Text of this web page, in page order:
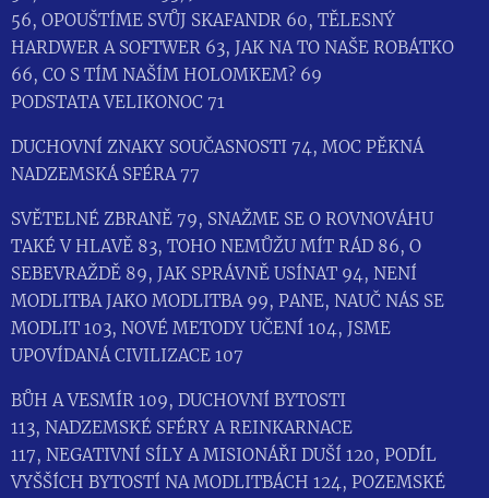
56, OPOUŠTÍME SVŮJ SKAFANDR 60, TĚLESNÝ
HARDWER A SOFTWER 63, JAK NA TO NAŠE ROBÁTKO
66, CO S TÍM NAŠÍM HOLOMKEM? 69
PODSTATA VELIKONOC 71
DUCHOVNÍ ZNAKY SOUČASNOSTI 74, MOC PĚKNÁ
NADZEMSKÁ SFÉRA 77
SVĚTELNÉ ZBRANĚ 79, SNAŽME SE O ROVNOVÁHU
TAKÉ V HLAVĚ 83, TOHO NEMŮŽU MÍT RÁD 86, O
SEBEVRAŽDĚ 89, JAK SPRÁVNĚ USÍNAT 94, NENÍ
MODLITBA JAKO MODLITBA 99, PANE, NAUČ NÁS SE
MODLIT 103, NOVÉ METODY UČENÍ 104, JSME
UPOVÍDANÁ CIVILIZACE 107
BŮH A VESMÍR 109, DUCHOVNÍ BYTOSTI
113, NADZEMSKÉ SFÉRY A REINKARNACE
117, NEGATIVNÍ SÍLY A MISIONÁŘI DUŠÍ 120, PODÍL
VYŠŠÍCH BYTOSTÍ NA MODLITBÁCH 124, POZEMSKÉ